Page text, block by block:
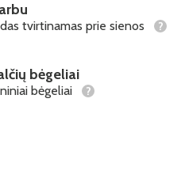
tvirtinamas prie sienos ?
bėgeliai
bėgeliai ?